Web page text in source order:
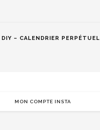
DIY – CALENDRIER PERPÉTUEL
MON COMPTE INSTA